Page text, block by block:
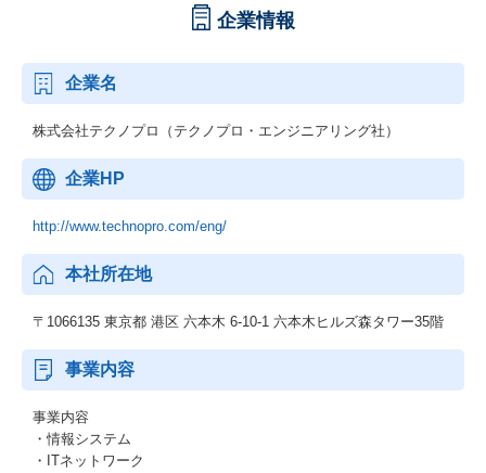
企業情報
企業名
株式会社テクノプロ（テクノプロ・エンジニアリング社）
企業HP
http://www.technopro.com/eng/
本社所在地
〒1066135 東京都 港区 六本木 6-10-1 六本木ヒルズ森タワー35階
事業内容
事業内容
・情報システム
・ITネットワーク